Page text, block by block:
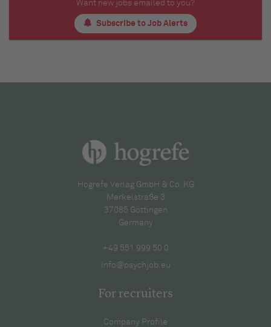
Want new jobs emailed to you?
Subscribe to Job Alerts
Hogrefe Verlag GmbH & Co. KG
Merkelstraße 3
37085 Göttingen
Germany
+49 551 999 50 0
info@psychjob.eu
For recruiters
Company Profile